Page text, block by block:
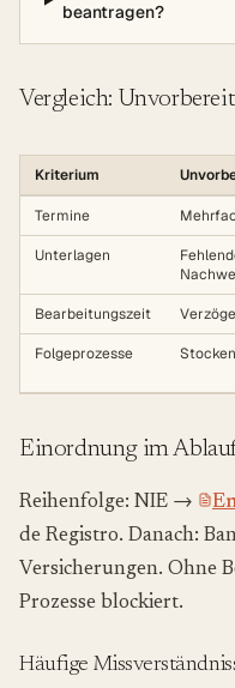
beantragen?
Vergleich:
Kriterium
Termine
Unterlagen
Bearbeitungszeit
Folgeprozesse Stocken
Einordnung im
Reihenfolge: NIE →
de Registro. Danach:
Versicherungen. Ohne
Prozesse blockiert.
Häufige